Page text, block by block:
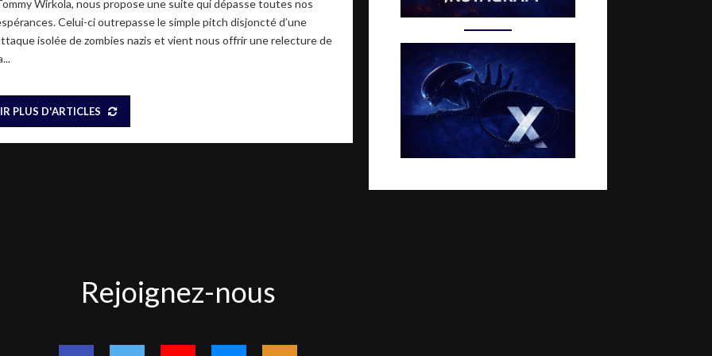
Wirkola, nous propose une suite qui dépasse toutes nos
Celui-ci outrepasse le simple pitch disjoncté d’une
isolée de zombies nazis et vient nous offrir une relecture de
PLUS D'ARTICLES
nous
Rejoignez-nous